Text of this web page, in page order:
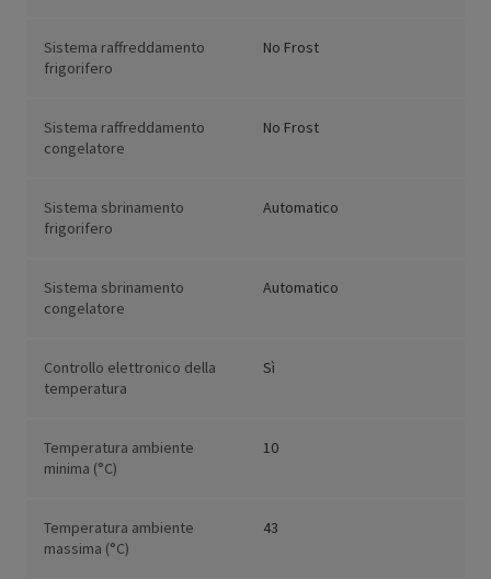
Sistema raffreddamento
frigorifero
No Frost
Sistema raffreddamento
congelatore
No Frost
Sistema sbrinamento
frigorifero
Automatico
Sistema sbrinamento
congelatore
Automatico
Controllo elettronico della
temperatura
Sì
Temperatura ambiente
minima (°C)
10
Temperatura ambiente
massima (°C)
43